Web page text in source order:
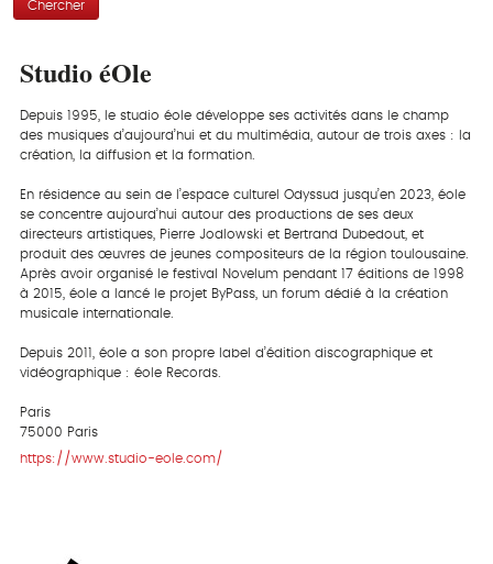
Chercher
Studio éOle
Depuis 1995, le studio éole développe ses activités dans le champ
des musiques d’aujourd’hui et du multimédia, autour de trois axes : la
création, la diffusion et la formation.
En résidence au sein de l’espace culturel Odyssud jusqu’en 2023, éole
se concentre aujourd’hui autour des productions de ses deux
directeurs artistiques, Pierre Jodlowski et Bertrand Dubedout, et
produit des œuvres de jeunes compositeurs de la région toulousaine.
Après avoir organisé le festival Novelum pendant 17 éditions de 1998
à 2015, éole a lancé le projet ByPass, un forum dédié à la création
musicale internationale.
Depuis 2011, éole a son propre label d’édition discographique et
vidéographique : éole Records.
Paris
75000 Paris
https://www.studio-eole.com/